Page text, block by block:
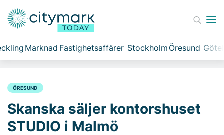
Marknad Fastighetsaffärer Stockholm Öresund
ÖRESUND
Skanska säljer kontorshuset
STUDIO i Malmö